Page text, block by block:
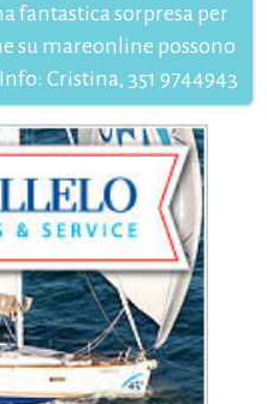
fantastica sorpresa per
su mareonline possono
Cristina, 351 9744943